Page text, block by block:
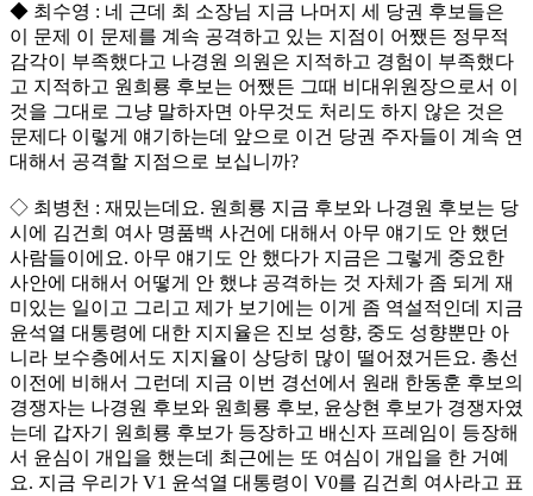
◆ 최수영 : 네 근데 최 소장님 지금 나머지 세 당권 후보들은
이 문제 이 문제를 계속 공격하고 있는 지점이 어쨌든 정무적
감각이 부족했다고 나경원 의원은 지적하고 경험이 부족했다
고 지적하고 원희룡 후보는 어쨌든 그때 비대위원장으로서 이
것을 그대로 그냥 말하자면 아무것도 처리도 하지 않은 것은
문제다 이렇게 얘기하는데 앞으로 이건 당권 주자들이 계속 연
대해서 공격할 지점으로 보십니까?
◇ 최병천 : 재밌는데요. 원희룡 지금 후보와 나경원 후보는 당
시에 김건희 여사 명품백 사건에 대해서 아무 얘기도 안 했던
사람들이에요. 아무 얘기도 안 했다가 지금은 그렇게 중요한
사안에 대해서 어떻게 안 했냐 공격하는 것 자체가 좀 되게 재
미있는 일이고 그리고 제가 보기에는 이게 좀 역설적인데 지금
윤석열 대통령에 대한 지지율은 진보 성향, 중도 성향뿐만 아
니라 보수층에서도 지지율이 상당히 많이 떨어졌거든요. 총선
이전에 비해서 그런데 지금 이번 경선에서 원래 한동훈 후보의
경쟁자는 나경원 후보와 원희룡 후보, 윤상현 후보가 경쟁자였
는데 갑자기 원희룡 후보가 등장하고 배신자 프레임이 등장해
서 윤심이 개입을 했는데 최근에는 또 여심이 개입을 한 거예
요. 지금 우리가 V1 윤석열 대통령이 V0를 김건희 여사라고 표